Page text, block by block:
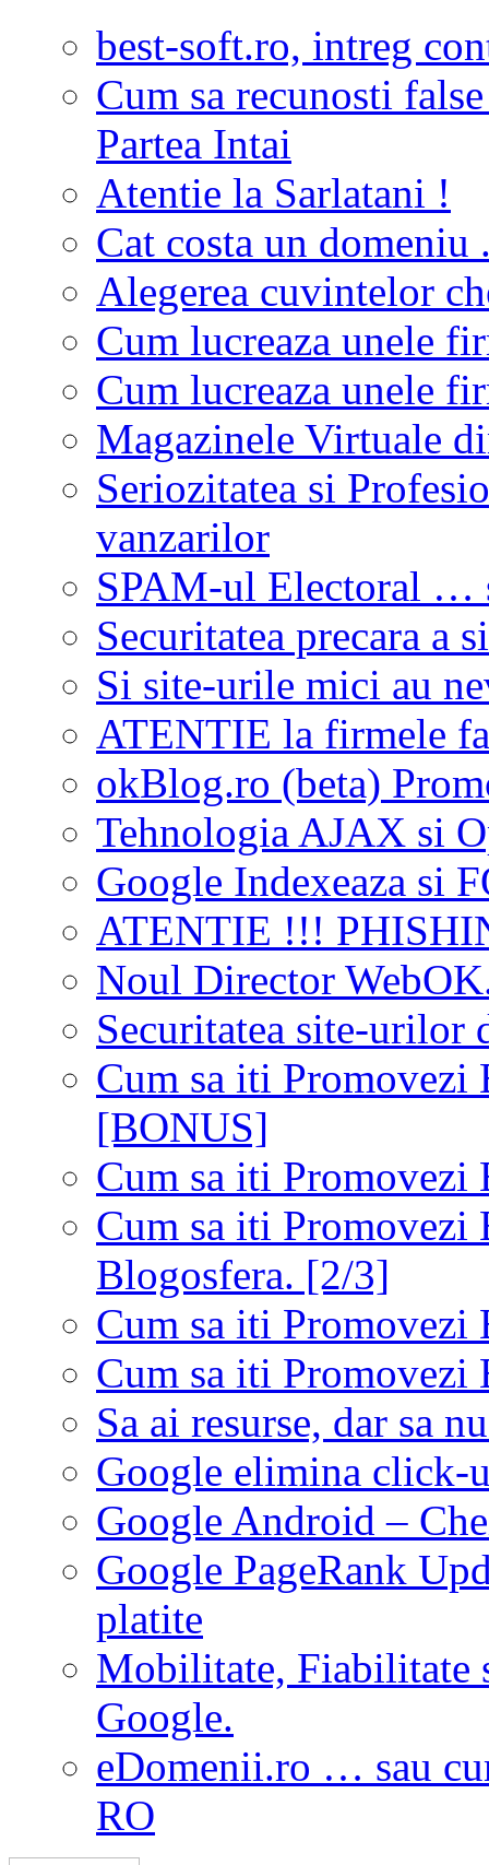
best-soft.ro, intreg
Cum sa recunosti
Partea Intai
Atentie la Sarlatani !
Cat costa un domeniu
Alegerea cuvintelor
Cum lucreaza unele
Cum lucreaza unele
Magazinele Virtuale
Seriozitatea si
vanzarilor
SPAM-ul Electoral …
Securitatea precara a
Si site-urile mici au
ATENTIE la firmele
okBlog.ro (beta)
Tehnologia AJAX si
Google Indexeaza si
ATENTIE !!!
Noul Director
Securitatea site-urilor
Cum sa iti Promovezi
[BONUS]
Cum sa iti
Cum sa iti Promovezi
Blogosfera. [2/3]
Cum sa iti
Cum sa iti Promovezi
Sa ai resurse, dar sa
Google elimina click-
Google Android –
Google PageRank
platite
Mobilitate, Fiabilitate
Google.
eDomenii.ro … sau
RO